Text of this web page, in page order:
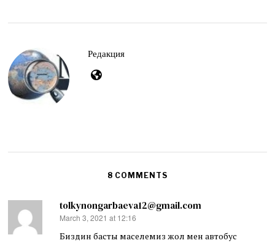
r
7
Редакция
8 COMMENTS
tolkynongarbaeva12@gmail.com
says:
March 3, 2021 at 12:16
Биздин басты маселемиз жол мен автобус